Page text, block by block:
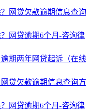
网贷欠款逾期信息查询
网贷逾期6个月-咨询律
期两年网贷起诉（在线
贷欠款逾期信息查询方
网贷逾期6个月-咨询律